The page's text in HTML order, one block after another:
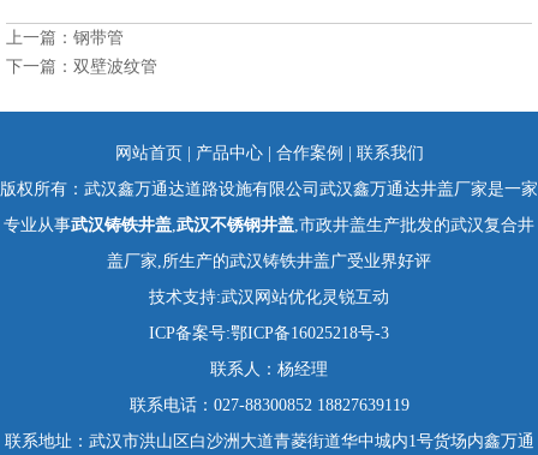
上一篇： 钢带管
下一篇： 双壁波纹管
网站首页 产品中心| 合作案例
联系我们
版权所有：武汉鑫万通达道路设施有限公司武汉鑫万通达井盖厂家是一家
专业从事武汉铸铁井盖,武汉不锈钢井盖,市政井盖生产批发的武汉复合井
盖厂家,所生产的武汉铸铁井盖广受业界好评
技术支持:武汉网站优化灵锐互动
ICP备案号:鄂ICP备16025218号-3
联系人：杨经理
联系电话：027-88300852 18827639119
联系地址：武汉市洪山区白沙洲大道青菱街道华中城内1号货场内鑫万通